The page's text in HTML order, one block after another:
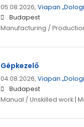
05.08.2026, Viapan
Budapest
Manufacturing /
Gépkezelő
04.08.2026, Viapan
Budapest
Manual / Unskilled work |